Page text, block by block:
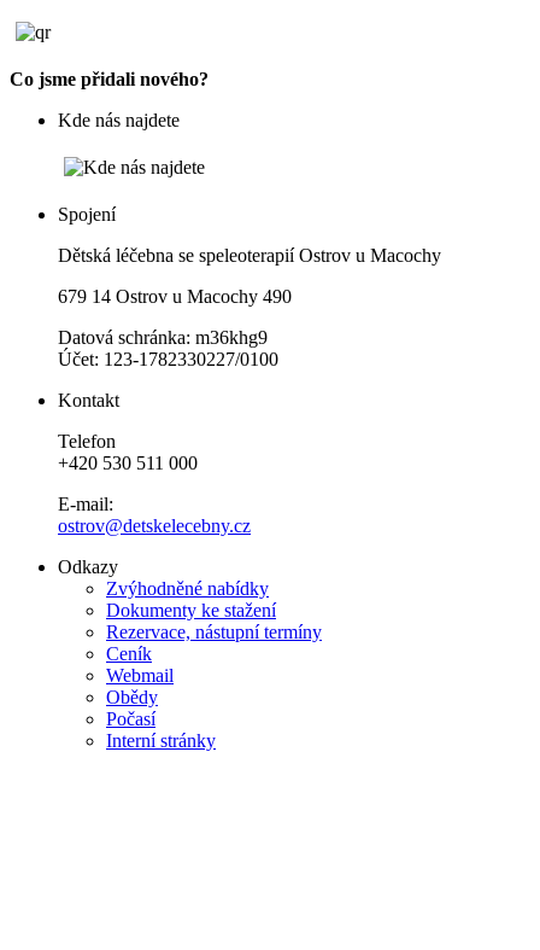
Co jsme přidali nového?
Kde nás najdete
Spojení
Dětská léčebna se speleoterapií Ostrov u Macochy
679 14 Ostrov u Macochy 490
Datová schránka: m36khg9
Účet: 123-1782330227/0100
Kontakt
Telefon
+420 530 511 000
E-mail:
ostrov@detskelecebny.cz
Odkazy
Zvýhodněné nabídky
Dokumenty ke stažení
Rezervace, nástupní termíny
Ceník
Webmail
Obědy
Počasí
Interní stránky